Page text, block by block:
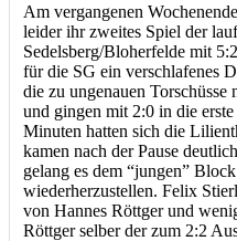
Am vergangenen
leider ihr zweites Spiel der
Sedelsberg/Bloherfelde mit
für die SG ein verschlafenes
die zu ungenauen
und gingen mit 2:0 in die
Minuten hatten sich die
kamen nach der Pause
gelang es dem “jungen”
wiederherzustellen. Felix
von Hannes Röttger und
Röttger selber der zum 2:2